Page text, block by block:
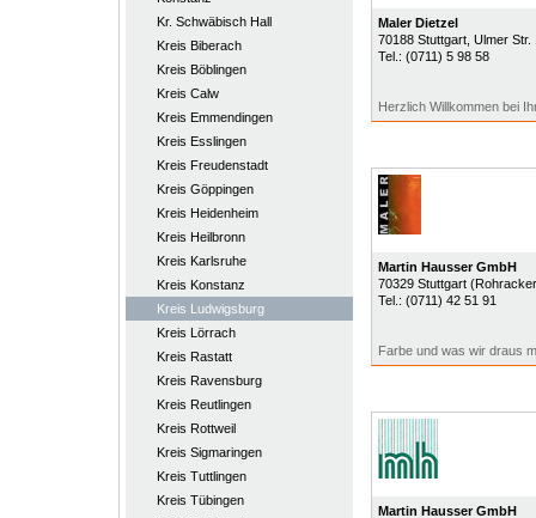
Kr. Schwäbisch Hall
Kreis Biberach
Kreis Böblingen
Kreis Calw
Kreis Emmendingen
Kreis Esslingen
Kreis Freudenstadt
Kreis Göppingen
Kreis Heidenheim
Kreis Heilbronn
Kreis Karlsruhe
Kreis Konstanz
Kreis Ludwigsburg
Kreis Lörrach
Kreis Rastatt
Kreis Ravensburg
Kreis Reutlingen
Kreis Rottweil
Kreis Sigmaringen
Kreis Tuttlingen
Kreis Tübingen
Maler Dietzel
70188 Stuttgart, Ulmer Str.
Tel.: (0711) 5 98 58
Herzlich Willkommen bei
Martin Hausser GmbH
70329 Stuttgart
Tel.: (0711) 42 51 91
Farbe und was wir draus
Martin Hausser GmbH